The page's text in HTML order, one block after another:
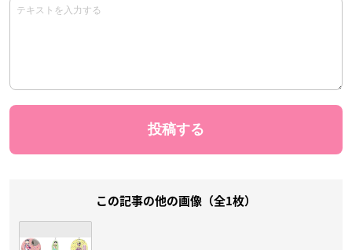
この記事の他の画像（全1枚）